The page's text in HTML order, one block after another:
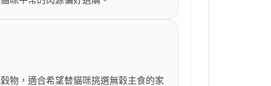
物，適合希望替貓咪挑選無穀主食的家